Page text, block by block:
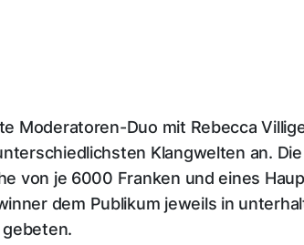
Moderatoren-Duo mit Rebecca
Klangwelten an.
von je 6000 Franken und eines
dem Publikum jeweils in